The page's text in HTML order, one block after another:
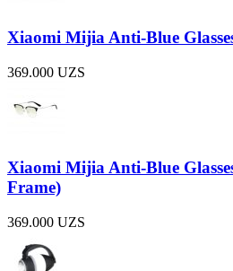
Xiaomi Mijia Anti-Blue
369.000 UZS
Xiaomi Mijia Anti-Blue
Frame)
369.000 UZS